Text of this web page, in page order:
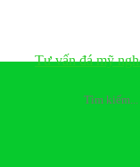
Tư vấn đá mỹ